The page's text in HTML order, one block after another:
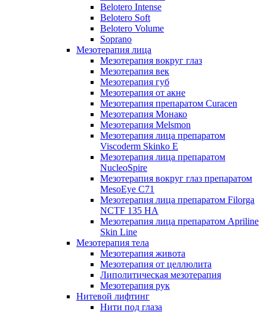
Belotero Intense
Belotero Soft
Belotero Volume
Soprano
Мезотерапия лица
Мезотерапия вокруг глаз
Мезотерапия век
Мезотерапия губ
Мезотерапия от акне
Мезотерапия препаратом Curacen
Мезотерапия Монако
Мезотерапия Melsmon
Мезотерапия лица препаратом
Viscoderm Skinko E
Мезотерапия лица препаратом
NucleoSpire
Мезотерапия вокруг глаз препаратом
MesoEye С71
Мезотерапия лица препаратом Filorga
NCTF 135 HA
Мезотерапия лица препаратом Apriline
Skin Line
Мезотерапия тела
Мезотерапия живота
Мезотерапия от целлюлита
Липолитическая мезотерапия
Мезотерапия рук
Нитевой лифтинг
Нити под глаза